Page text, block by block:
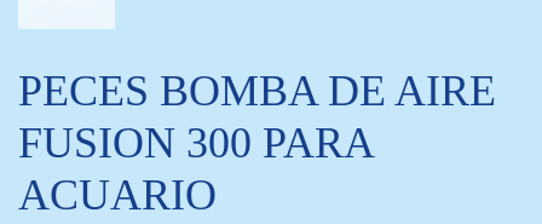
PECES BOMBA DE AIRE
FUSION 300 PARA
ACUARIO